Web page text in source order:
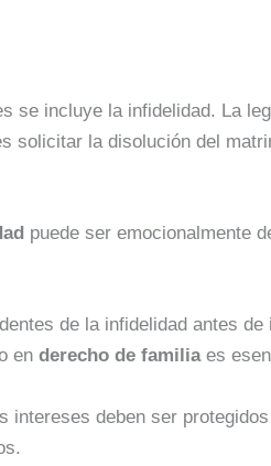
incluye la infidelidad. La
solicitar la disolución del
puede ser emocionalmente
de la infidelidad antes
enderecho de familiaes
intereses deben ser